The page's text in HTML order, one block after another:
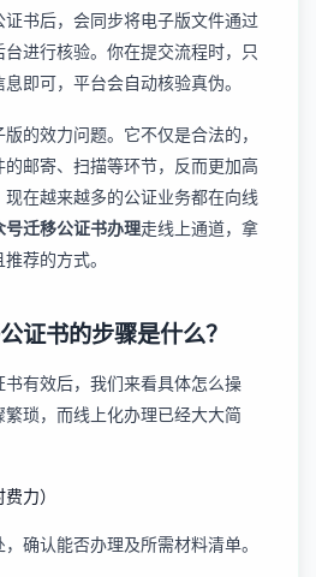
书后，会同步将电子版文件通过
进行核验。你在提交流程时，只
即可，平台会自动核验真伪。
的效力问题。它不仅是合法的，
邮寄、扫描等环节，反而更加高
在越来越多的公证业务都在向线
号迁移公证书办理走线上通道，拿
荐的方式。
证书的步骤是什么？
有效后，我们来看具体怎么操
琐，而线上化办理已经大大简
力）
确认能否办理及所需材料清单。